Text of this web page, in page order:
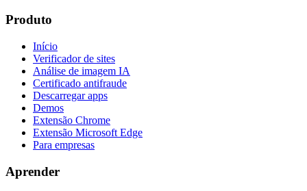
Produto
Início
Verificador de sites
Análise de imagem IA
Certificado antifraude
Descarregar apps
Demos
Extensão Chrome
Extensão Microsoft Edge
Para empresas
Aprender